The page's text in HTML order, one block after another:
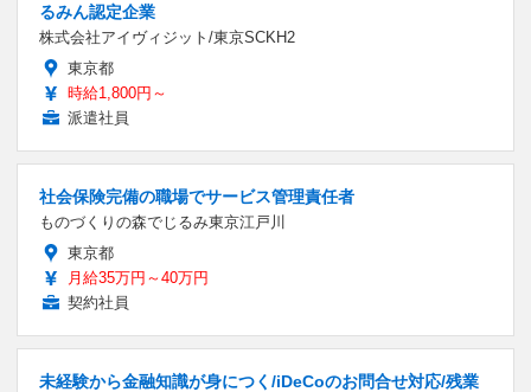
るみん認定企業
株式会社アイヴィジット/東京SCKH2
東京都
時給1,800円～
派遣社員
社会保険完備の職場でサービス管理責任者
ものづくりの森でじるみ東京江戸川
東京都
月給35万円～40万円
契約社員
未経験から金融知識が身につく/iDeCoのお問合せ対応/残業